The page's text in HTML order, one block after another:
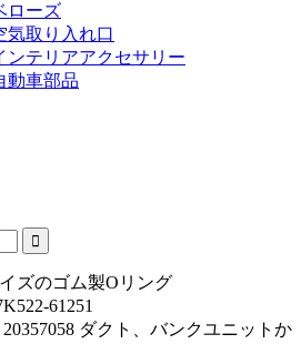
ローズ
気取り入れ口
ンテリアアクセサリー
動車部品